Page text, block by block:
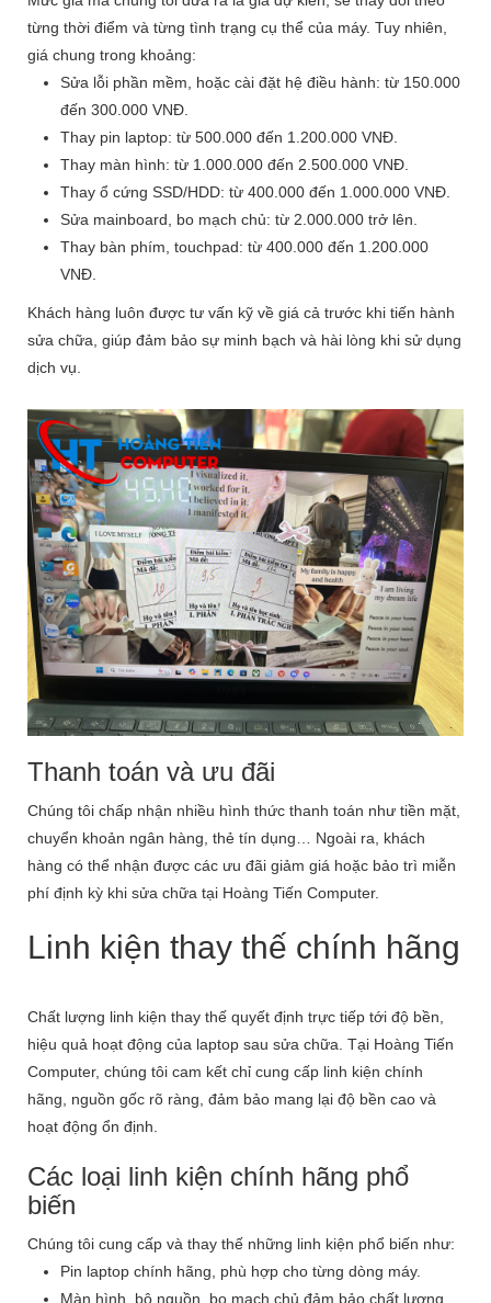
từng thời điểm và từng tình trạng cụ thể của máy. Tuy nhiên,
giá chung trong khoảng:
Sửa lỗi phần mềm, hoặc cài đặt hệ điều hành: từ 150.000
đến 300.000 VNĐ.
Thay pin laptop: từ 500.000 đến 1.200.000 VNĐ.
Thay màn hình: từ 1.000.000 đến 2.500.000 VNĐ.
Thay ổ cứng SSD/HDD: từ 400.000 đến 1.000.000 VNĐ.
Sửa mainboard, bo mạch chủ: từ 2.000.000 trở lên.
Thay bàn phím, touchpad: từ 400.000 đến 1.200.000
VNĐ.
Khách hàng luôn được tư vấn kỹ về giá cả trước khi tiến hành
sửa chữa, giúp đảm bảo sự minh bạch và hài lòng khi sử dụng
dịch vụ.
Thanh toán và ưu đãi
Chúng tôi chấp nhận nhiều hình thức thanh toán như tiền mặt,
chuyển khoản ngân hàng, thẻ tín dụng… Ngoài ra, khách
hàng có thể nhận được các ưu đãi giảm giá hoặc bảo trì miễn
phí định kỳ khi sửa chữa tại Hoàng Tiến Computer.
Linh kiện thay thế chính hãng
Chất lượng linh kiện thay thế quyết định trực tiếp tới độ bền,
hiệu quả hoạt động của laptop sau sửa chữa. Tại Hoàng Tiến
Computer, chúng tôi cam kết chỉ cung cấp linh kiện chính
hãng, nguồn gốc rõ ràng, đảm bảo mang lại độ bền cao và
hoạt động ổn định.
Các loại linh kiện chính hãng phổ
biến
Chúng tôi cung cấp và thay thế những linh kiện phổ biến như:
Pin laptop chính hãng, phù hợp cho từng dòng máy.
Màn hình, bộ nguồn, bo mạch chủ đảm bảo chất lượng